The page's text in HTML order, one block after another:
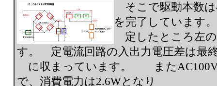
そこで駆動本数は
を完了しています
定したところ左
す。 定電流回路の入出力電圧差は最
に収まっています。 またAC100V
で、消費電力は2.6Wとなり